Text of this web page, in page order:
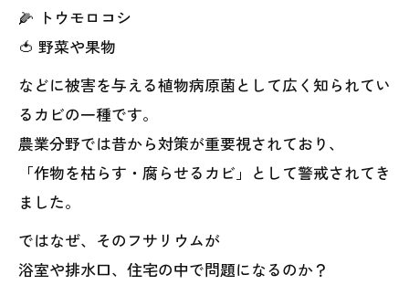
🌽 トウモロコシ
🍅 野菜や果物
などに被害を与える植物病原菌として広く知られてい
るカビの一種です。
農業分野では昔から対策が重要視されており、
「作物を枯らす・腐らせるカビ」として警戒されてき
ました。
ではなぜ、そのフサリウムが
浴室や排水口、住宅の中で問題になるのか？